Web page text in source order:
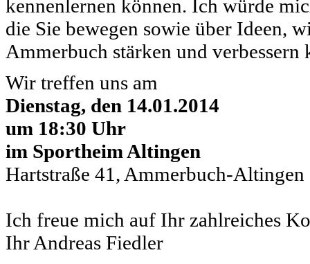
kennenlernen können. Ich würde
die Sie bewegen sowie über Ideen,
Ammerbuch stärken und verbessern
Wir treffen uns am
Dienstag, den 14.01.2014
um 18:30 Uhr
im Sportheim Altingen
Hartstraße 41, Ammerbuch-Altingen
Ich freue mich auf Ihr zahlreiches
Ihr Andreas Fiedler